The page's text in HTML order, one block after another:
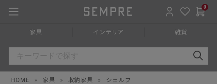
0
家具 インテリア 雑貨
HOME » 家具 » 収納家具 » シェルフ